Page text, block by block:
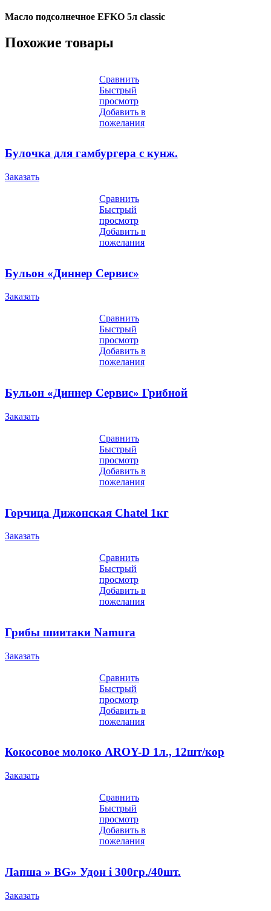
Масло подсолнечное EFKO 5л classic
Похожие товары
Сравнить
Быстрый
просмотр
Добавить в
пожелания
Булочка для гамбургера с кунж.
Заказать
Сравнить
Быстрый
просмотр
Добавить в
пожелания
Бульон «Диннер Сервис»
Заказать
Сравнить
Быстрый
просмотр
Добавить в
пожелания
Бульон «Диннер Сервис» Грибной
Заказать
Сравнить
Быстрый
просмотр
Добавить в
пожелания
Горчица Дижонская Chatel 1кг
Заказать
Сравнить
Быстрый
просмотр
Добавить в
пожелания
Грибы шиитаки Namura
Заказать
Сравнить
Быстрый
просмотр
Добавить в
пожелания
Кокосовое молоко AROY-D 1л., 12шт/кор
Заказать
Сравнить
Быстрый
просмотр
Добавить в
пожелания
Лапша » BG» Удон i 300гр./40шт.
Заказать